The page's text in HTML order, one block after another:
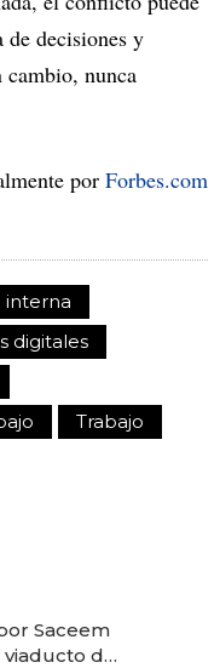
decisiones y
nunca
por Forbes.com
interna
digitales
Trabajo
Saceem
de